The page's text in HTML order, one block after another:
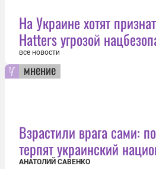
На Украине хотят
Hatters угрозой
все новости
мнение
Взрастили врага сами:
терпят украинский
АНАТОЛИЙ САВЕНКО